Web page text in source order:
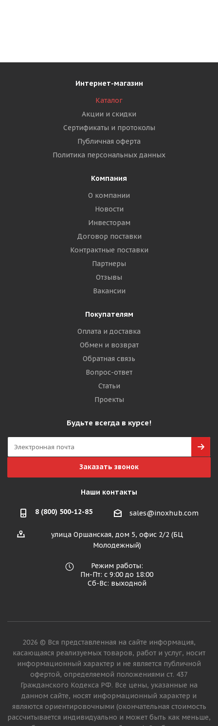
Интернет-магазин
Каталог
Акции и скидки
Сертификаты и протоколы
Публичная оферта
Политика персональных данных
Компания
О компании
Новости
Инвесторам
Договор поставки
Контрактные поставки
Партнеры
Отзывы
Вакансии
Покупателям
Оплата и доставка
Обмен и возврат
Обратная связь
Вопрос-ответ
Статьи
Проекты
Будьте всегда в курсе!
Заказать звонок
Наши контакты
8 (800) 500-12-85 sales@inoxhub.com
улица Оршанская, дом 5, офис 2/2 (БЦ
Молодежный)
Режим работы:
Пн-Пт: с 9:00 до 18:00
Сб-Вс: выходной
2026 © Вся представленная на сайте информация,
касающаяся реализуемых товаров, работ и услуг, носит
информационный характер и не является публичной
офертой, определяемой положениями ст. 437
Гражданского Кодекса РФ. Все цены, указанные на
данном сайте, носят информационный характер и
являются ориентировочными (окончательная стоимость
рассчитывается индивидуально и может быть как меньше,